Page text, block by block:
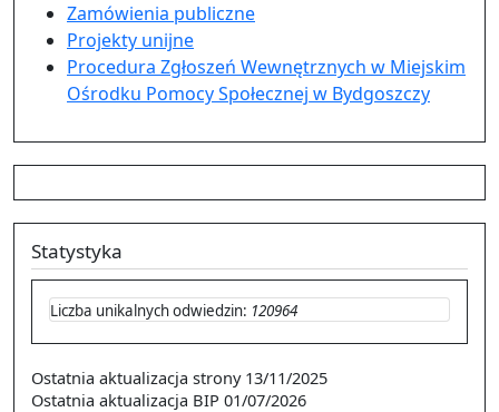
Zamówienia publiczne
Projekty unijne
Procedura Zgłoszeń Wewnętrznych w Miejskim
Ośrodku Pomocy Społecznej w Bydgoszczy
Statystyka
Liczba unikalnych odwiedzin: 120964
Ostatnia aktualizacja strony 13/11/2025
Ostatnia aktualizacja BIP 01/07/2026